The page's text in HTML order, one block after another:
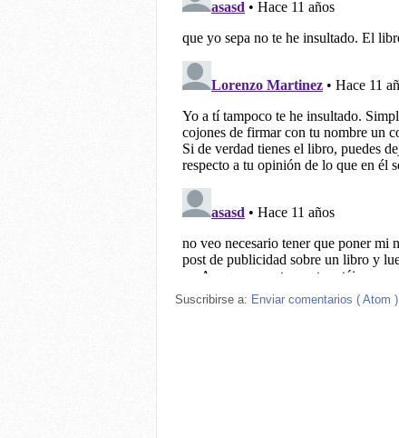
Suscribirse a: Enviar comentarios ( Atom )